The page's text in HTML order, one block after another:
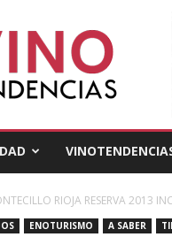
RIOJA RESERVA 2013
ENOTURISMO A SABER